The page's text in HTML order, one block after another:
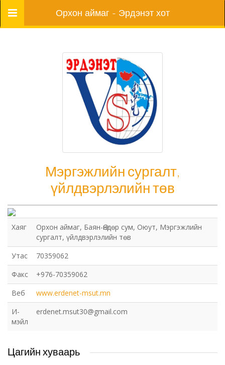
Цэс Орхон аймаг - Эрдэнэт хот
Мэргэжлийн сургалт,
үйлдвэрлэлийн төв
Мэргэжлийн сургалт, үйлдвэрлэлийн төв
Хаяг
Орхон аймаг, Баян-Өндөр сум, Оюут, Мэргэжлийн
сургалт, үйлдвэрлэлийн төв
Утас
70359062
Факс
+976-70359062
Веб
www.erdenet-msut.mn
И-
мэйл
erdenet.msut30@gmail.com
Цагийн хуваарь